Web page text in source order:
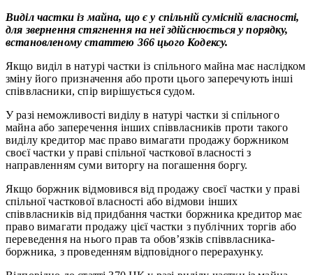
Виділ частки із майна, що є у спільній сумісній власності,
для звернення стягнення на неї здійснюється у порядку,
встановленому статтею 366 цього Кодексу.
Якщо виділ в натурі частки із спільного майна має наслідком
зміну його призначення або проти цього заперечують інші
співвласники, спір вирішується судом.
У разі неможливості виділу в натурі частки зі спільного
майна або заперечення інших співвласників проти такого
виділу кредитор має право вимагати продажу боржником
своєї частки у праві спільної часткової власності з
направленням суми виторгу на погашення боргу.
Якщо боржник відмовився від продажу своєї частки у праві
спільної часткової власності або відмови інших
співвласників від придбання частки боржника кредитор має
право вимагати продажу цієї частки з публічних торгів або
переведення на нього прав та обов’язків співвласника-
боржника, з проведенням відповідного перерахунку.